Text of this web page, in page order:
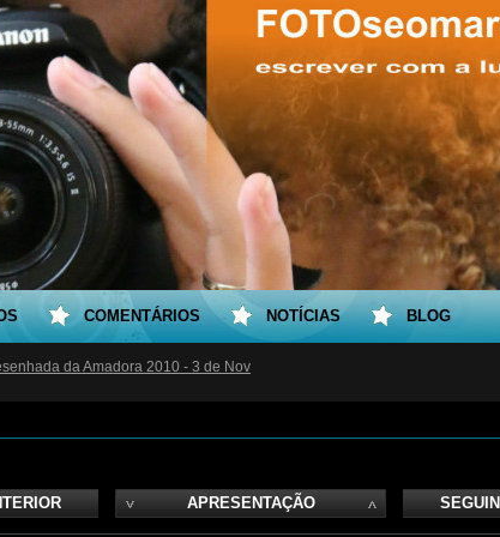
da Amadora 2010 - 3 de Nov
APRESENTAÇÃO
COMENTÁRIOS NOTÍCIAS BLOG